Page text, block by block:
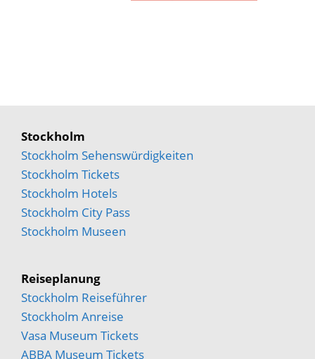
Stockholm
Stockholm Sehenswürdigkeiten
Stockholm Tickets
Stockholm Hotels
Stockholm City Pass
Stockholm Museen
Reiseplanung
Stockholm Reiseführer
Stockholm Anreise
Vasa Museum Tickets
ABBA Museum Tickets